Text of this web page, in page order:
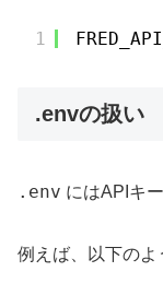
1
.envの扱い
.env にはAPIキ
例えば、以下のよ